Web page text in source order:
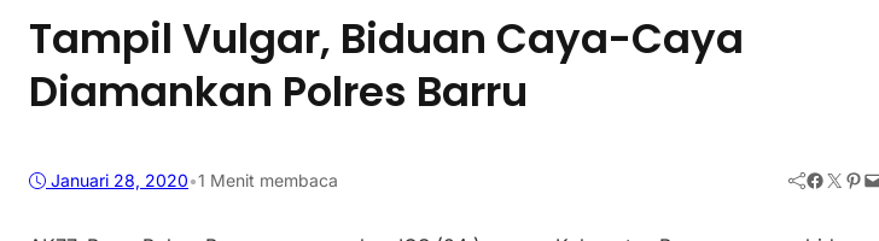
Tampil Vulgar, Biduan Caya-Caya
Diamankan Polres Barru
Januari 28, 2020•1 Menit membaca Facebook Twitter Pinterest Mail